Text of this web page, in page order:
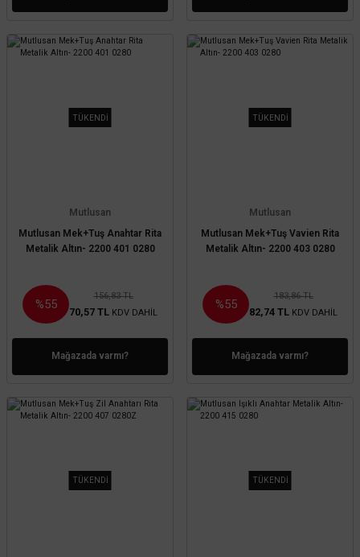
TÜKENDİ
Mutlusan
Mutlusan Mek+Tuş Anahtar Rita
Metalik Altın- 2200 401 0280
%55
156,83 TL
70,57 TL KDV DAHİL
Mağazada varmı?
TÜKENDİ
Mutlusan
Mutlusan Mek+Tuş Vavien Rita
Metalik Altın- 2200 403 0280
%55
183,86 TL
82,74 TL KDV DAHİL
Mağazada varmı?
TÜKENDİ TÜKENDİ